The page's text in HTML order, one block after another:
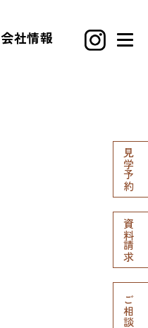
会社情報
見学予約
資料請求
ご相談